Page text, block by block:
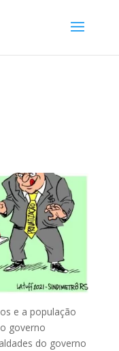
e a população
governo
do governo